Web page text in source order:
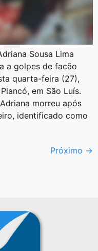
Sousa Lima
a golpes de facão
quarta-feira (27),
em São Luís.
morreu após
identificado como
Próximo →